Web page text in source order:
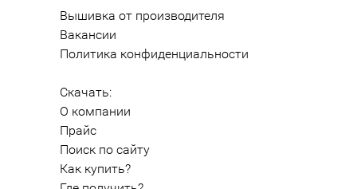
Вышивка от производителя
Вакансии
Политика конфиденциальности
Скачать:
О компании
Прайс
Поиск по сайту
Как купить?